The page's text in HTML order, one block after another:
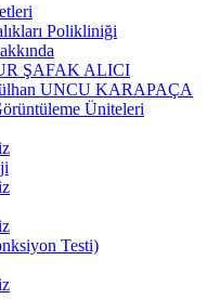
Polikliniği
ŞAFAK ALICI
UNCU KARAPAÇA
Üniteleri
Testi)